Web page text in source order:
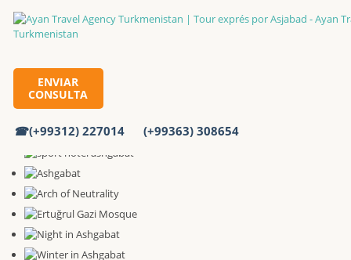
(+99312) 227014 (+99363) 308654
ENVIAR
CONSULTA
Inicio Excursiones